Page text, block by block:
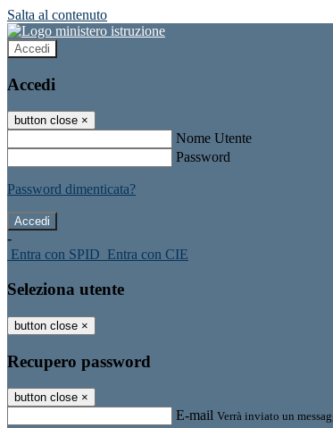
Salta al contenuto
Accedi
Accedi
button close ×
Nome Utente
Password
Password dimenticata?
-
Entra con SPID Entra con CIE
Seleziona utente
button close ×
Recupero password
button close ×
E-mail Verrà inviato un